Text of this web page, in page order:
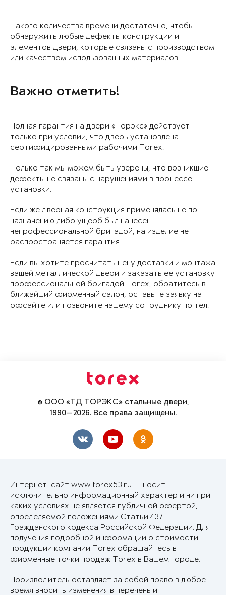
Такого количества времени достаточно, чтобы
обнаружить любые дефекты конструкции и
элементов двери, которые связаны с производством
или качеством использованных материалов.
Важно отметить!
Полная гарантия на двери «Торэкс» действует
только при условии, что дверь установлена
сертифицированными рабочими Torex.
Только так мы можем быть уверены, что возникшие
дефекты не связаны с нарушениями в процессе
установки.
Если же дверная конструкция применялась не по
назначению либо ущерб был нанесен
непрофессиональной бригадой, на изделие не
распространяется гарантия.
Если вы хотите просчитать цену доставки и монтажа
вашей металлической двери и заказать ее установку
профессиональной бригадой Torex, обратитесь в
ближайший фирменный салон, оставьте заявку на
офсайте или позвоните нашему сотруднику по тел.
© ООО «ТД ТОРЭКС» стальные двери,
1990—2026. Все права защищены.
Интернет-сайт www.torex53.ru — носит
исключительно информационный характер и ни при
каких условиях не является публичной офертой,
определяемой положениями Статьи 437
Гражданского кодекса Российской Федерации. Для
получения подробной информации о стоимости
продукции компании Torex обращайтесь в
фирменные точки продаж Torex в Вашем городе.
Производитель оставляет за собой право в любое
время вносить изменения в перечень и